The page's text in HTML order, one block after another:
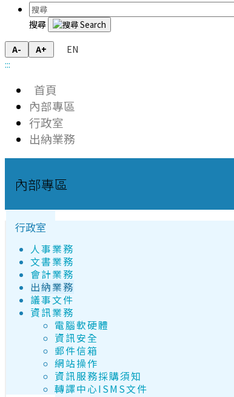
搜尋
A- A+
EN
:::
首頁
內部專區
行政室
出納業務
內部專區
行政室
人事業務
文書業務
會計業務
出納業務
議事文件
資訊業務
電腦軟硬體
資訊安全
郵件信箱
網站操作
資訊服務採購須知
轉譯中心ISMS文件